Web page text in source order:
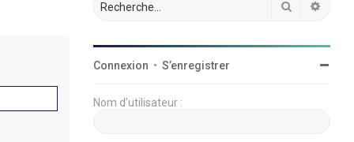
Rechercher
Connexion • S’enregistrer
Nom d’utilisateur :